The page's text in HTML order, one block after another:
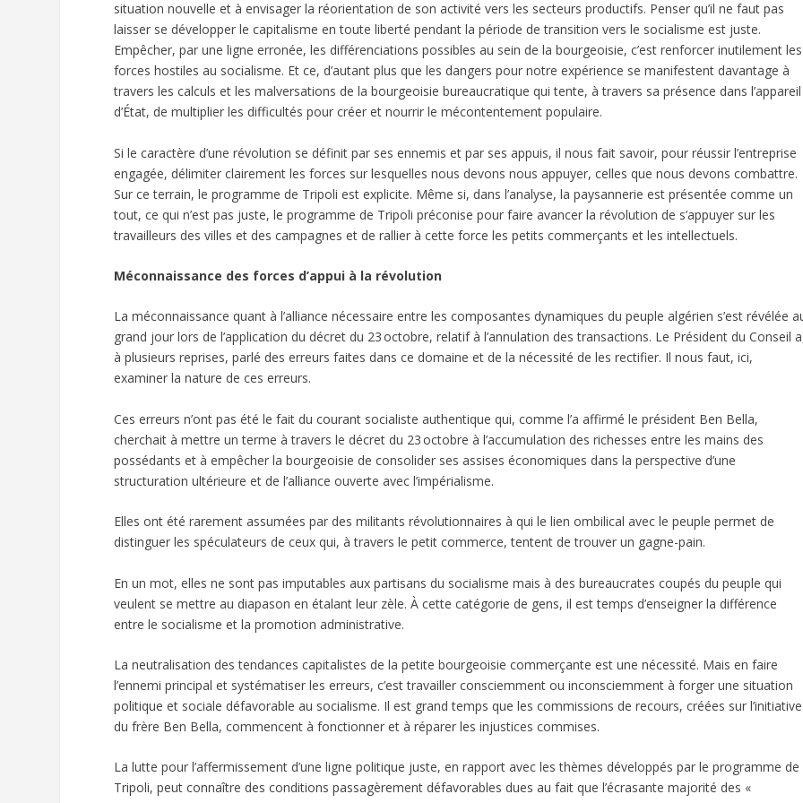
situation nouvelle et à envisager la réorientation de son activité vers les secteurs productifs. Penser qu’il ne faut pas
laisser se développer le capitalisme en toute liberté pendant la période de transition vers le socialisme est juste.
Empêcher, par une ligne erronée, les différenciations possibles au sein de la bourgeoisie, c’est renforcer inutilement les
forces hostiles au socialisme. Et ce, d’autant plus que les dangers pour notre expérience se manifestent davantage à
travers les calculs et les malversations de la bourgeoisie bureaucratique qui tente, à travers sa présence dans l’appareil
d’État, de multiplier les difficultés pour créer et nourrir le mécontentement populaire.
Si le caractère d’une révolution se définit par ses ennemis et par ses appuis, il nous fait savoir, pour réussir l’entreprise
engagée, délimiter clairement les forces sur lesquelles nous devons nous appuyer, celles que nous devons combattre.
Sur ce terrain, le programme de Tripoli est explicite. Même si, dans l’analyse, la paysannerie est présentée comme un
tout, ce qui n’est pas juste, le programme de Tripoli préconise pour faire avancer la révolution de s’appuyer sur les
travailleurs des villes et des campagnes et de rallier à cette force les petits commerçants et les intellectuels.
Méconnaissance des forces d’appui à la révolution
La méconnaissance quant à l’alliance nécessaire entre les composantes dynamiques du peuple algérien s’est révélée
grand jour lors de l’application du décret du 23 octobre, relatif à l’annulation des transactions. Le Président du Conseil
à plusieurs reprises, parlé des erreurs faites dans ce domaine et de la nécessité de les rectifier. Il nous faut, ici,
examiner la nature de ces erreurs.
Ces erreurs n’ont pas été le fait du courant socialiste authentique qui, comme l’a affirmé le président Ben Bella,
cherchait à mettre un terme à travers le décret du 23 octobre à l’accumulation des richesses entre les mains des
possédants et à empêcher la bourgeoisie de consolider ses assises économiques dans la perspective d’une
structuration ultérieure et de l’alliance ouverte avec l’impérialisme.
Elles ont été rarement assumées par des militants révolutionnaires à qui le lien ombilical avec le peuple permet de
distinguer les spéculateurs de ceux qui, à travers le petit commerce, tentent de trouver un gagne-pain.
En un mot, elles ne sont pas imputables aux partisans du socialisme mais à des bureaucrates coupés du peuple qui
veulent se mettre au diapason en étalant leur zèle. À cette catégorie de gens, il est temps d’enseigner la différence
entre le socialisme et la promotion administrative.
La neutralisation des tendances capitalistes de la petite bourgeoisie commerçante est une nécessité. Mais en faire
l’ennemi principal et systématiser les erreurs, c’est travailler consciemment ou inconsciemment à forger une situation
politique et sociale défavorable au socialisme. Il est grand temps que les commissions de recours, créées sur l’initiative
du frère Ben Bella, commencent à fonctionner et à réparer les injustices commises.
La lutte pour l’affermissement d’une ligne politique juste, en rapport avec les thèmes développés par le programme de
Tripoli, peut connaître des conditions passagèrement défavorables dues au fait que l’écrasante majorité des «